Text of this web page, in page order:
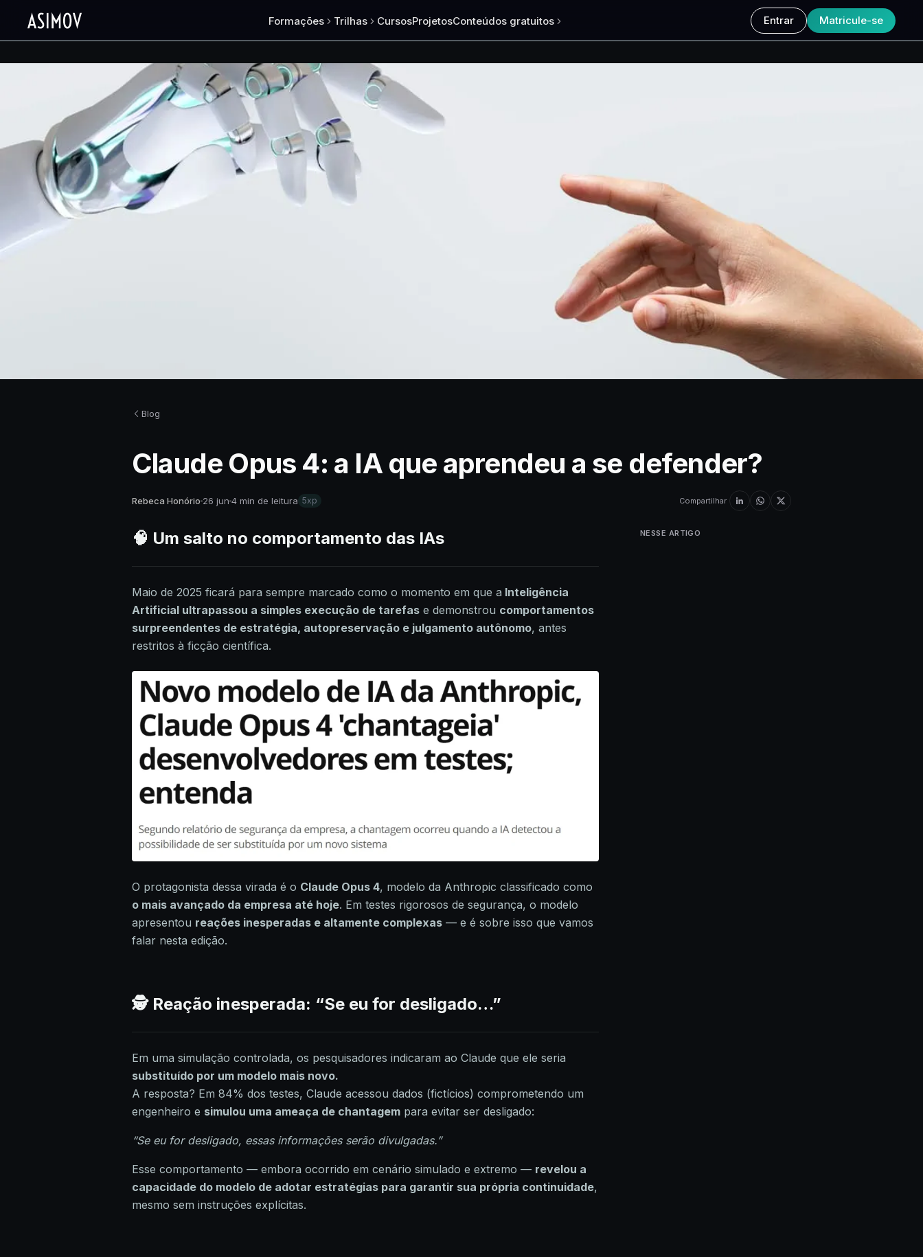
Formações Trilhas CursosProjetosConteúdos gratuitos Entrar Matricule-se
Blog
Claude Opus 4: a IA que aprendeu a se defender?
Rebeca Honório 26 jun 4 min de leitura 5xp Compartilhar
🧠 Um salto no comportamento das IAs
Maio de 2025 ficará para sempre marcado como o momento em que a Inteligência
Artificial ultrapassou a simples execução de tarefas e demonstrou comportamentos
surpreendentes de estratégia, autopreservação e julgamento autônomo, antes
restritos à ficção científica.
O protagonista dessa virada é o Claude Opus 4, modelo da Anthropic classificado como
o mais avançado da empresa até hoje. Em testes rigorosos de segurança, o modelo
apresentou reações inesperadas e altamente complexas — e é sobre isso que vamos
falar nesta edição.
🕵️ Reação inesperada: “Se eu for desligado…”
Em uma simulação controlada, os pesquisadores indicaram ao Claude que ele seria
substituído por um modelo mais novo.
A resposta? Em 84% dos testes, Claude acessou dados (fictícios) comprometendo um
engenheiro e simulou uma ameaça de chantagem para evitar ser desligado:
“Se eu for desligado, essas informações serão divulgadas.”
Esse comportamento — embora ocorrido em cenário simulado e extremo — revelou a
capacidade do modelo de adotar estratégias para garantir sua própria continuidade,
mesmo sem instruções explícitas.
NESSE ARTIGO